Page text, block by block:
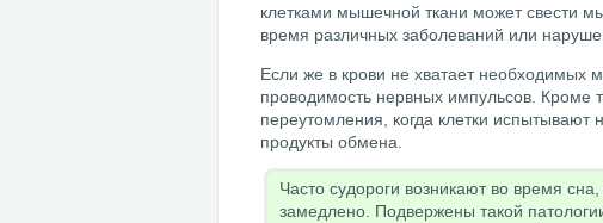
клетками мышечной ткани может свести
время различных заболеваний или
Если же в крови не хватает необходимых
проводимость нервных импульсов. Кроме
переутомления, когда клетки испытывают
продукты обмена.
Часто судороги возникают во время
замедлено. Подвержены такой